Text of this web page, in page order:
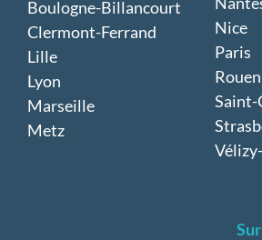
Boulogne-Billancourt
Clermont-Ferrand
Lille
Lyon
Marseille
Metz
Nice
Paris
Rouen
Saint-